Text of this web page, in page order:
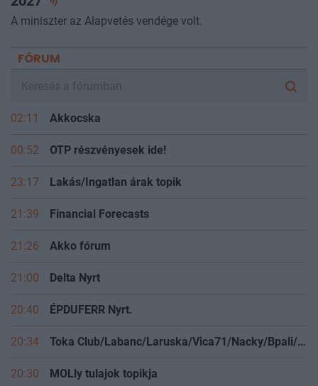
A miniszter az Alapvetés vendége volt.
FÓRUM
02:11 Akkocska
00:52 OTP részvényesek ide!
23:17 Lakás/Ingatlan árak topik
21:39 Financial Forecasts
21:26 Akko fórum
21:00 Delta Nyrt
20:40 ÉPDUFERR Nyrt.
20:34 Toka Club/Labanc/Laruska/Vica71/Nacky/Bpali/Oldrider/Josefernando/Mcbull/Kawaszabi
20:30 MOLly tulajok topikja